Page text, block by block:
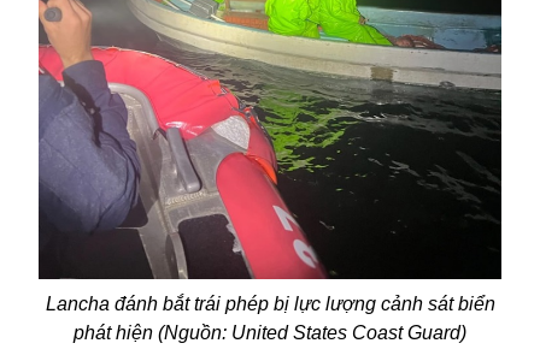
Lancha đánh bắt trái phép bị lực lượng cảnh sát biển
phát hiện (Nguồn: United States Coast Guard)